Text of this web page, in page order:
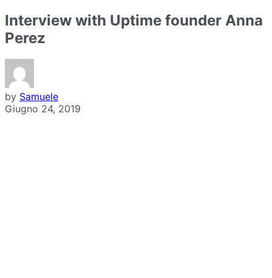
Interview with Uptime founder Anna
Perez
by Samuele
Giugno 24, 2019